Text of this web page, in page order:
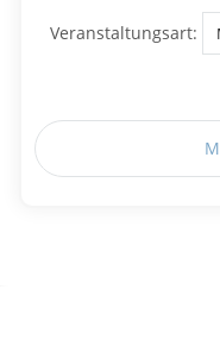
Veranstaltungsart: